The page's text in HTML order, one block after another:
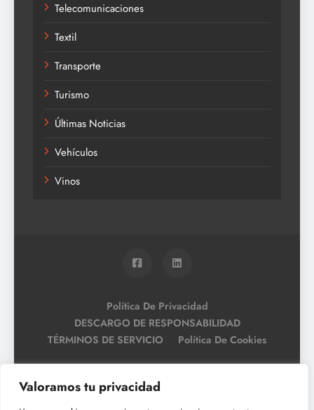
Valoramos tu privacidad
Telecomunicaciones
Textil
Transporte
Turismo
Últimas Noticias
Vehículos
Vinos
Política De Privacidad
DESCARGO DE RESPONSABILIDAD
TÉRMINOS DE SERVICIO
Política De Cookies